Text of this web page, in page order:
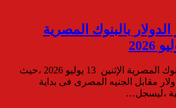
الدولار بالبنوك المصرية
أسعار الدولار بالبنوك المصرية الإثنين 13 يوليو 2026 ،حيث
مقابل الجنيه المصرى فى بداية
،ليسجل…